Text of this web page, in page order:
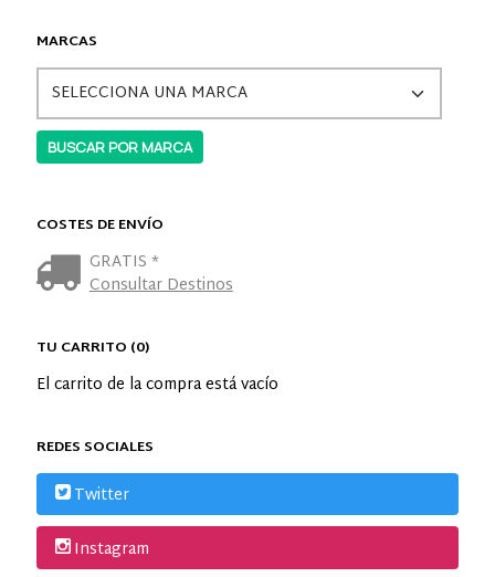
MARCAS
COSTES DE ENVÍO
GRATIS *
Consultar Destinos
TU CARRITO (0)
El carrito de la compra está vacío
REDES SOCIALES
Twitter
Instagram